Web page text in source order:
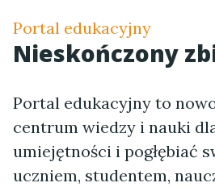
Portal edukacyjny
Nieskończony
Portal edukacyjny to
centrum wiedzy i nauki
umiejętności i pogłębiać
uczniem, studentem,